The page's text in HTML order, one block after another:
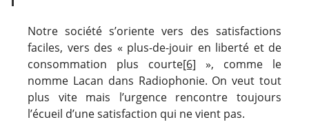
Notre société s’oriente vers des satisfactions
faciles, vers des « plus-de-jouir en liberté et de
consommation plus courte[6] », comme le
nomme Lacan dans Radiophonie. On veut tout
plus vite mais l’urgence rencontre toujours
l’écueil d’une satisfaction qui ne vient pas.